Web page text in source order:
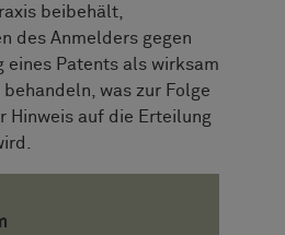
beibehält,
des Anmelders gegen
eines Patents als wirksam
was zur Folge
Hinweis auf die Erteilung